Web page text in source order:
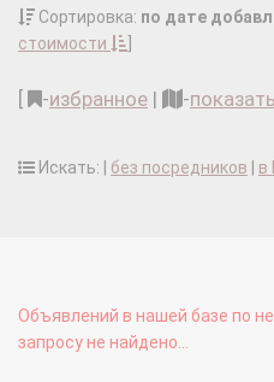
Сортировка: по дате
стоимости
-избранное | -
Искать: | без посредников в
Объявлений в нашей базе по
запросу не найдено...